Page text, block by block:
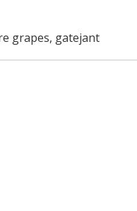
grapes, gatejant